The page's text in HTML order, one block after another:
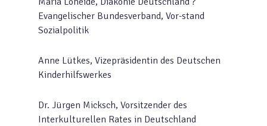
Evangelischer Bundesverband, Vor-stand
Sozialpolitik
Anne Lütkes, Vizepräsidentin des Deutschen
Kinderhilfswerkes
Dr. Jürgen Micksch, Vorsitzender des
Interkulturellen Rates in Deutschland